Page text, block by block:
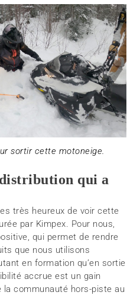
sortir cette motoneige.
qui a
très heureux de voir cette
par Kimpex. Pour nous,
qui permet de rendre
que nous utilisons
en formation qu’en sortie
accrue est un gain
la communauté hors-piste au